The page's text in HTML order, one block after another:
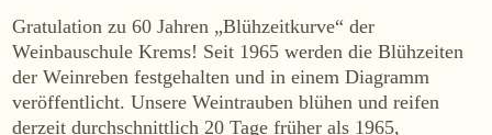
Weingut
Lage, Herkunft & Klima
Weingarten
Gratulation zu 60 Jahren „Blühzeitkurve“ der
Weinbauschule Krems! Seit 1965 werden die Blühzeiten
der Weinreben festgehalten und in einem Diagramm
veröffentlicht. Unsere Weintrauben blühen und reifen
derzeit durchschnittlich 20 Tage früher als 1965,